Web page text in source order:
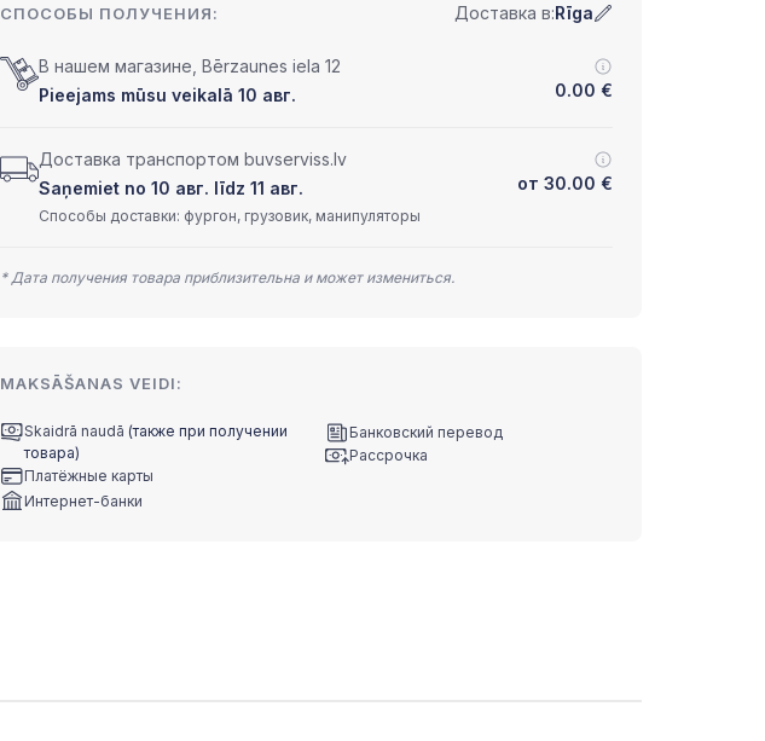
СПОСОБЫ ПОЛУЧЕНИЯ: Доставка в:Rīga
В нашем магазине, Bērzaunes iela 12
Pieejams mūsu veikalā 10 авг.
0.00 €
Доставка транспортом buvserviss.lv
Saņemiet no 10 авг. līdz 11 авг.
от 30.00 €
Способы доставки: фургон, грузовик, манипуляторы
* Дата получения товара приблизительна и может измениться.
MAKSĀŠANAS VEIDI:
Skaidrā naudā (также при получении
товара)
Платёжные карты
Интернет-банки
Банковский перевод
Рассрочка